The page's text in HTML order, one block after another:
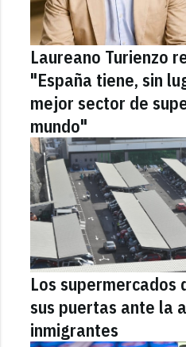
Laureano Turienzo
"España tiene, sin
mejor sector de
mundo"
Los supermercados
sus puertas ante la
inmigrantes